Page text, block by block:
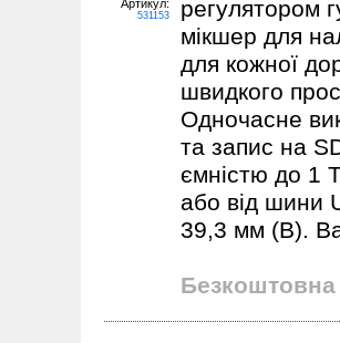
Артикул:
531153
регулятором
мікшер для
для кожної
швидкого
Одночасне
та запис на
ємністю до 1
або від шини
39,3 мм (В).
Безкоштовна